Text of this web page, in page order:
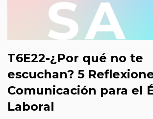
T6E22-¿Por qué no te
escuchan? 5
Comunicación para el
Laboral